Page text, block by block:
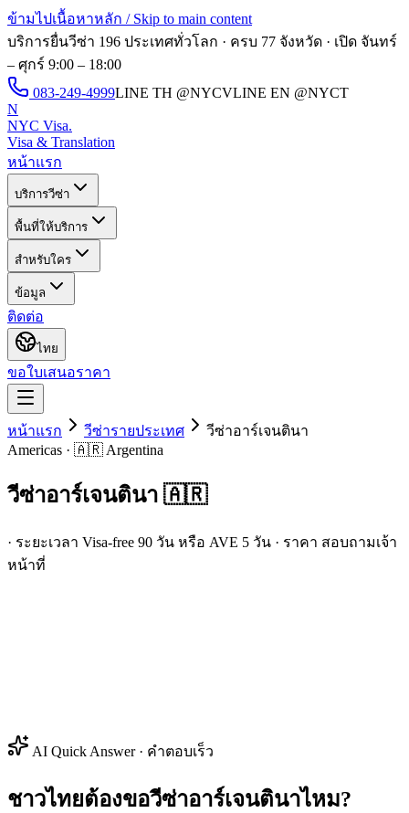
ข้ามไปเนื้อหาหลัก / Skip to main content
บริการยื่นวีซ่า 196 ประเทศทั่วโลก · ครบ 77 จังหวัด · เปิด จันทร์
– ศุกร์ 9:00 – 18:00
083-249-4999LINE TH @NYCVLINE EN @NYCT
N
NYC Visa.
Visa & Translation
หน้าแรก
บริการวีซ่า
พื้นที่ให้บริการ
สำหรับใคร
ข้อมูล
ติดต่อ
ไทย
ขอใบเสนอราคา
หน้าแรก วีซ่ารายประเทศ วีซ่าอาร์เจนตินา
Americas · 🇦🇷 Argentina
วีซ่าอาร์เจนตินา 🇦🇷
· ระยะเวลา Visa-free 90 วัน หรือ AVE 5 วัน · ราคา สอบถามเจ้า
หน้าที่
AI Quick Answer · คำตอบเร็ว
ชาวไทยต้องขอวีซ่าอาร์เจนตินาไหม?